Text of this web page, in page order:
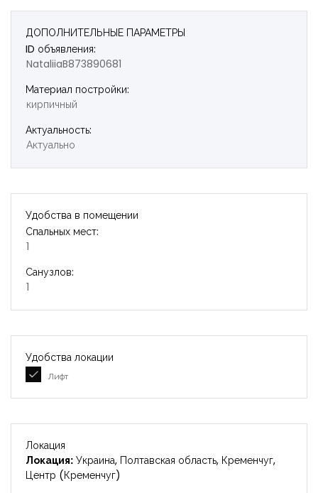
ДОПОЛНИТЕЛЬНЫЕ ПАРАМЕТРЫ
ID объявления:
NataliiaB873890681
Материал постройки:
кирпичный
Актуальность:
Актуально
Удобства в помещении
Спальных мест:
1
Санузлов:
1
Удобства локации
Лифт
Локация
Локация: Украина, Полтавская область, Кременчуг,
Центр (Кременчуг)